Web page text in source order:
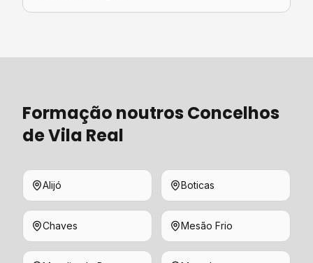
Formação noutros Concelhos
deVila Real
Alijó Boticas
Chaves Mesão Frio